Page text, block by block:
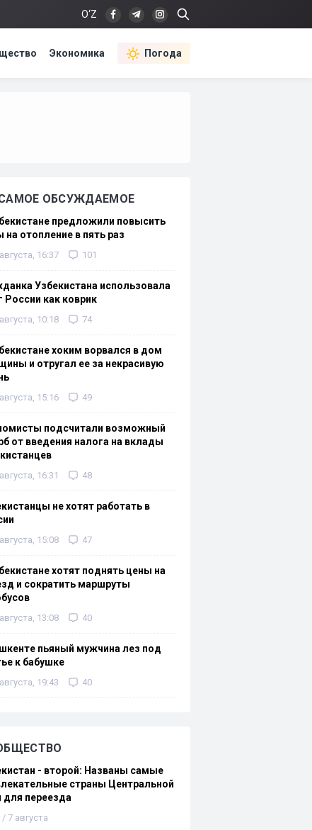
O‘Z
Экономика Погода
ОБСУЖДАЕМОЕ
предложили повысить
на отопление в пять раз
16:37 101
Узбекистана использовала
России как коврик
10:18 74
хоким ворвался в дом
и отругал ее за некрасивую
15:16 49
подсчитали возможный
от введения налога на вклады
16:31 48
не хотят работать в
15:08 47
хотят поднять цены на
и сократить маршруты
13:08 40
пьяный мужчина лез под
к бабушке
19:43 40
- второй: Названы самые
страны Центральной
для переезда
/ 7 августа